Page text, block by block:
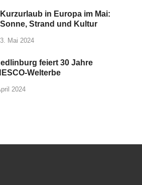
Kurzurlaub in Europa im Mai:
Sonne, Strand und Kultur
3. Mai 2024
feiert 30 Jahre
Welterbe
2024